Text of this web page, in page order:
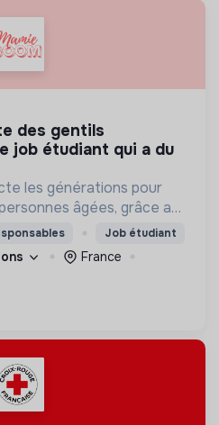
job étudiant qui a du
les générations pour
âgées, grâce aux
semaine.
Job étudiant
France